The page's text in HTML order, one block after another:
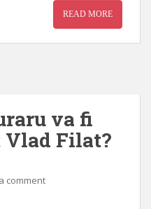
READ MORE
va fi
Vlad Filat?
comment